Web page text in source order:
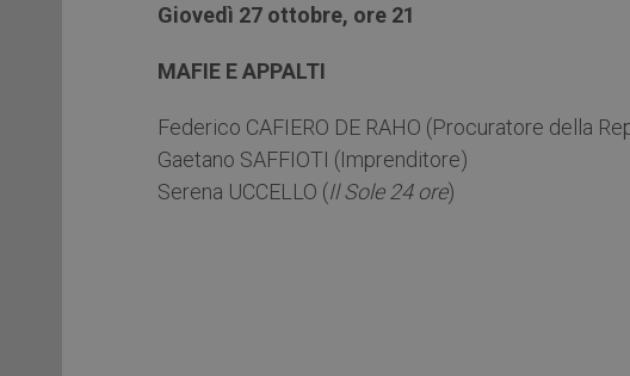
Giovedì 27 ottobre, ore 21
MAFIE E APPALTI
Federico CAFIERO DE RAHO (Procuratore della
Gaetano SAFFIOTI (Imprenditore)
Serena UCCELLO (Il Sole 24 ore)